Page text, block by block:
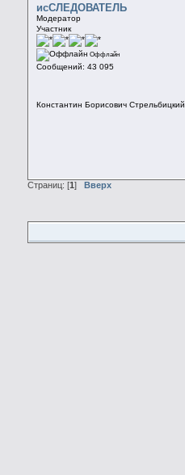
исСЛЕДОВАТЕЛЬ
Модератор
Участник
Оффлайн
Сообщений: 43 095
Константин Борисович Стрельбицкий
Страниц: [1] Вверх